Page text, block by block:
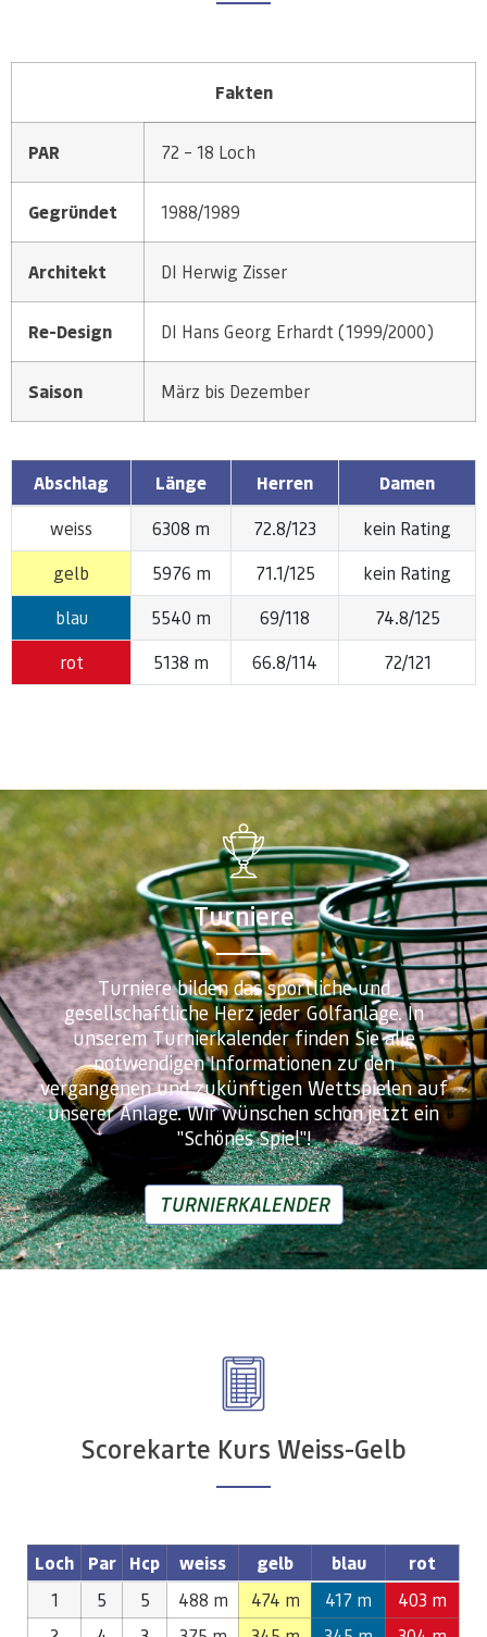
Fakten
PAR 72 – 18 Loch
Gegründet 1988/1989
Architekt DI Herwig Zisser
Re-Design DI Hans Georg Erhardt (1999/2000)
Saison März bis Dezember
Abschlag Länge Herren
Damen
weiss
6308 m 72.8/123
kein Rating
gelb
5976 m 71.1/125
kein Rating
blau
5540 m 69/118
74.8/125
rot
5138 m 66.8/114 72/121
Turniere
Turniere bilden das sportliche und
gesellschaftliche Herz jeder Golfanlage. In
unserem Turnierkalender finden Sie alle
notwendigen Informationen zu den
vergangenen und zukünftigen Wettspielen auf
unserer Anlage. Wir wünschen schon jetzt ein
"Schönes Spiel"!
TURNIERKALENDER
Scorekarte Kurs Weiss-Gelb
Loch Par Hcp weiss gelb blau
rot
1
5 5 488 m 474 m 417 m
403 m